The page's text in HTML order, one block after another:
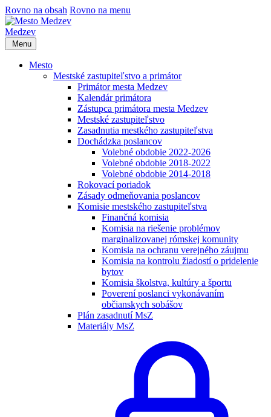
Rovno na obsah Rovno na menu
Medzev
Menu
Mesto
Mestské zastupiteľstvo a primátor
Primátor mesta Medzev
Kalendár primátora
Zástupca primátora mesta Medzev
Mestské zastupiteľstvo
Zasadnutia mestkého zastupiteľstva
Dochádzka poslancov
Volebné obdobie 2022-2026
Volebné obdobie 2018-2022
Volebné obdobie 2014-2018
Rokovací poriadok
Zásady odmeňovania poslancov
Komisie mestského zastupiteľstva
Finančná komisia
Komisia na riešenie problémov
marginalizovanej rómskej komunity
Komisia na ochranu verejného záujmu
Komisia na kontrolu žiadostí o pridelenie
bytov
Komisia školstva, kultúry a športu
Poverení poslanci vykonávaním
občianskych sobášov
Plán zasadnutí MsZ
Materiály MsZ